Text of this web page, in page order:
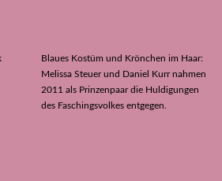
Blaues Kostüm und Krönchen im Haar:
Melissa Steuer und Daniel Kurr nahmen
2011 als Prinzenpaar die Huldigungen
des Faschingsvolkes entgegen.